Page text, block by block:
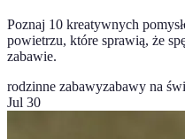
Poznaj 10 kreatywnych
powietrzu, które sprawią, że
zabawie.
rodzinne zabawyzabawy na
Jul 30